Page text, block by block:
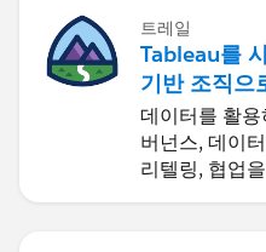
트레일
Tableau를
기반 조직으
데이터를 활
버넌스, 데이
리텔링, 협업
과를 달성하세